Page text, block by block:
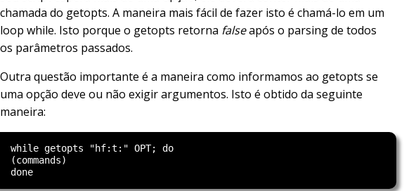
chamada do getopts. A maneira mais fácil de fazer isto é chamá-lo em um
loop while. Isto porque o getopts retorna falseapós o parsing de todos
os parâmetros passados.
Outra questão importante é a maneira como informamos ao getopts se
uma opção deve ou não exigir argumentos. Isto é obtido da seguinte
maneira:
  while getopts "hf:t:" OPT; do
  (commands)